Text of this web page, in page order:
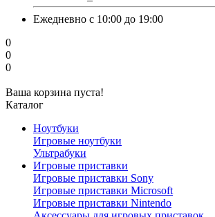
Ежедневно с 10:00 до 19:00
0
0
0
Ваша корзина пуста!
Каталог
Ноутбуки
Игровые ноутбуки
Ультрабуки
Игровые приставки
Игровые приставки Sony
Игровые приставки Microsoft
Игровые приставки Nintendo